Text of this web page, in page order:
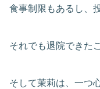
食事制限もあるし、
それでも退院できた
そして茉莉は、一つ